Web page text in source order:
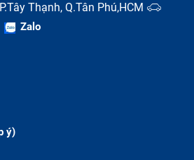
chân sạc Huawei Nova 2i
có thể lấy trong ngày.
thiết bị để có thể sử dụng lâu
Thạnh, Q.Tân Phú,HCM
Zalo
ý)